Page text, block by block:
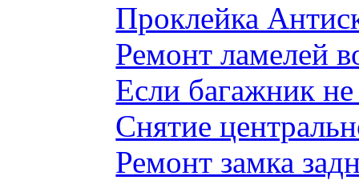
Проклейка
Ремонт ламелей
Если багажник
Снятие
Ремонт замка